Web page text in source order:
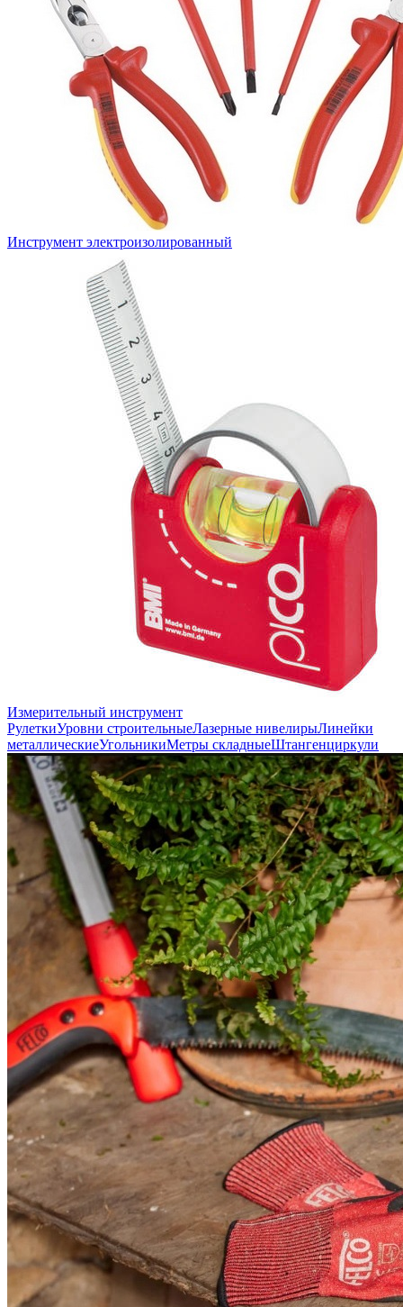
Инструмент электроизолированный
Измерительный инструмент
РулеткиУровни строительныеЛазерные нивелирыЛинейки
металлическиеУгольникиМетры складныеШтангенциркули